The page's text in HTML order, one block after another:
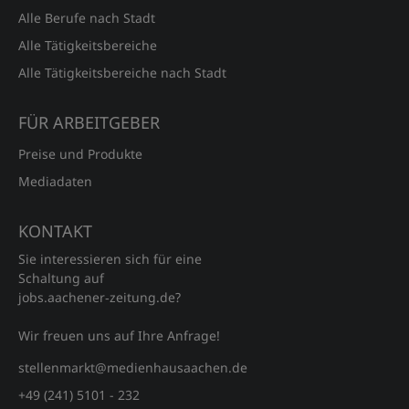
Alle Berufe nach Stadt
Alle Tätigkeitsbereiche
Alle Tätigkeitsbereiche nach Stadt
FÜR ARBEITGEBER
Preise und Produkte
Mediadaten
KONTAKT
Sie interessieren sich für eine
Schaltung auf
jobs.aachener‑zeitung.de?
Wir freuen uns auf Ihre Anfrage!
stellenmarkt@medienhausaachen.de
+49 (241) 5101 - 232